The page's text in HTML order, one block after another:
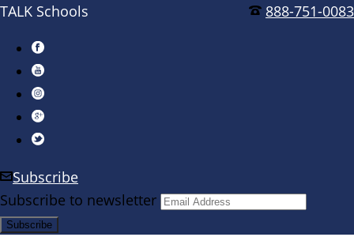
888-751-0083
TALK Schools
Subscribe
Subscribe to newsletter